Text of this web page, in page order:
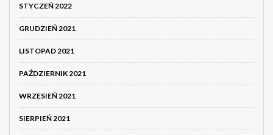
STYCZEŃ 2022
GRUDZIEŃ 2021
LISTOPAD 2021
PAŹDZIERNIK 2021
WRZESIEŃ 2021
SIERPIEŃ 2021